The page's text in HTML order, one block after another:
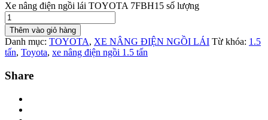
Xe nâng điện ngồi lái TOYOTA 7FBH15 số lượng
Thêm vào giỏ hàng
Danh mục: TOYOTA, XE NÂNG ĐIỆN NGỒI LÁI Từ khóa: 1.5
tấn, Toyota, xe nâng điện ngồi 1.5 tấn
Share